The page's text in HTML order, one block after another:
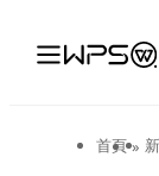
首頁 »